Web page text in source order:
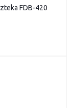
FDB-420